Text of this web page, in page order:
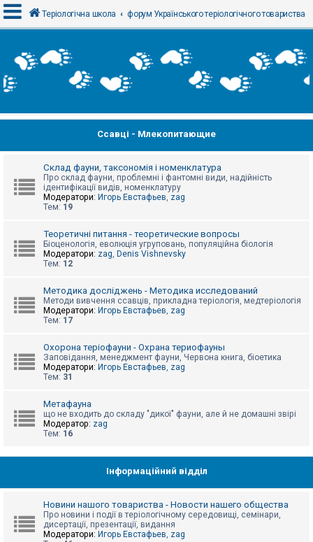
х
і
т
р
а
б
е
д
п
о
е
й
А
и
т
Теріологічна школа форум Українського теріологічного товариства
Ссавці - Млекопитающие
Склад фауни, таксономія і номенклатура
Про склад фауни, проблемні і фантомні види, надійність
ідентифікації видів, номенклатуру
Модератори: Игорь Евстафьев, zag
Тем: 19
Теоретичні питання - теоретические вопросы
Біоценологія, еволюція угруповань, популяційна біологія
Модератори: zag, Denis Vishnevsky
Тем: 12
Методика досліджень - Методика исследований
Методи вивчення ссавців, прикладна теріологія, медтеріологія
Модератори: Игорь Евстафьев, zag
Тем: 17
Охорона теріофауни - Охрана териофауны
Заповідання, менеджмент фауни, Червона книга, біоетика
Модератори: Игорь Евстафьев, zag
Тем: 31
Метафауна
що не входить до складу "дикої" фауни, але й не домашні звірі
Модератор: zag
Тем: 16
Інформаційний відділ
Новини нашого товариства - Новости нашего общества
Про новини і події в теріологічному середовищі, семінари,
дисертації, презентації, видання
Модератори: Игорь Евстафьев, zag